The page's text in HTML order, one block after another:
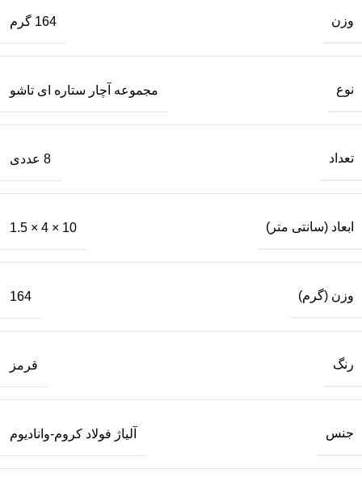
وزن 164 گرم
نوع مجموعه آچار ستاره ای تاشو
تعداد 8 عددی
ابعاد (سانتی متر) 10 × 4 × 1.5
وزن (گرم) 164
رنگ قرمز
جنس آلیاژ فولاد کروم-وانادیوم